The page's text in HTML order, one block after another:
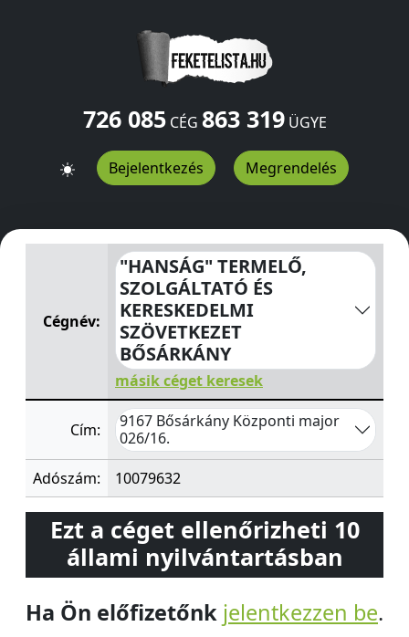
726 085CÉG 863 319ÜGYE
Bejelentkezés Megrendelés
"HANSÁG" TERMELŐ, SZOLGÁLTATÓ ÉS
Cégnév:
"HANSÁG" TERMELŐ,
SZOLGÁLTATÓ ÉS
KERESKEDELMI
SZÖVETKEZET
BŐSÁRKÁNY
másik céget keresek
Cím:
9167 Bősárkány Központi major
026/16.
Adószám:
10079632
Ezt a céget ellenőrizheti 10
állami nyilvántartásban
Ha Ön előfizetőnk jelentkezzen be.